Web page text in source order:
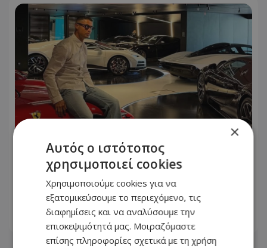
Ο Cristiano Ronaldo φωτογραφήθηκε
μπροστά από τον στόλο των
πανάκριβων αυτοκινήτων του!
06.08.2026 - 09:46
×
Αυτός ο ιστότοπος
χρησιμοποιεί cookies
Χρησιμοποιούμε cookies για να
εξατομικεύσουμε το περιεχόμενο, τις
διαφημίσεις και να αναλύσουμε την
επισκεψιμότητά μας. Μοιραζόμαστε
επίσης πληροφορίες σχετικά με τη χρήση